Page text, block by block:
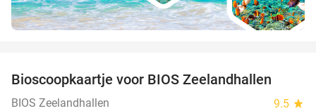
Bioscoopkaartje voor BIOS Zeelandhallen
BIOS Zeelandhallen 9.5 star